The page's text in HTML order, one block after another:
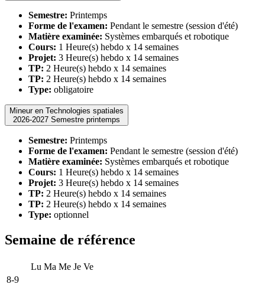
Semestre: Printemps
Forme de l'examen: Pendant le semestre (session d'été)
Matière examinée: Systèmes embarqués et robotique
Cours: 1 Heure(s) hebdo x 14 semaines
Projet: 3 Heure(s) hebdo x 14 semaines
TP: 2 Heure(s) hebdo x 14 semaines
TP: 2 Heure(s) hebdo x 14 semaines
Type: obligatoire
Mineur en Technologies spatiales
2026-2027 Semestre printemps
Semestre: Printemps
Forme de l'examen: Pendant le semestre (session d'été)
Matière examinée: Systèmes embarqués et robotique
Cours: 1 Heure(s) hebdo x 14 semaines
Projet: 3 Heure(s) hebdo x 14 semaines
TP: 2 Heure(s) hebdo x 14 semaines
TP: 2 Heure(s) hebdo x 14 semaines
Type: optionnel
Semaine de référence
Lu Ma Me Je Ve
8-9